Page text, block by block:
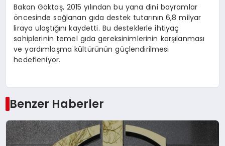
Bakan Göktaş, 2015 yılından bu yana dini bayramlar
öncesinde sağlanan gıda destek tutarının 6,8 milyar
liraya ulaştığını kaydetti. Bu desteklerle ihtiyaç
sahiplerinin temel gıda gereksinimlerinin karşılanması
ve yardımlaşma kültürünün güçlendirilmesi
hedefleniyor.
Benzer Haberler